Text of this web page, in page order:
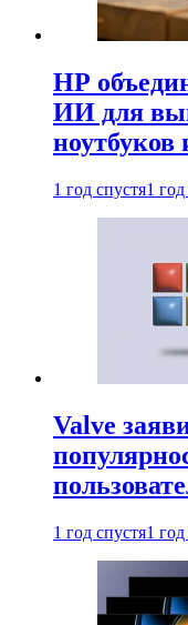
HP
ИИ для
1 год спустя1
Valve
1 год спустя1